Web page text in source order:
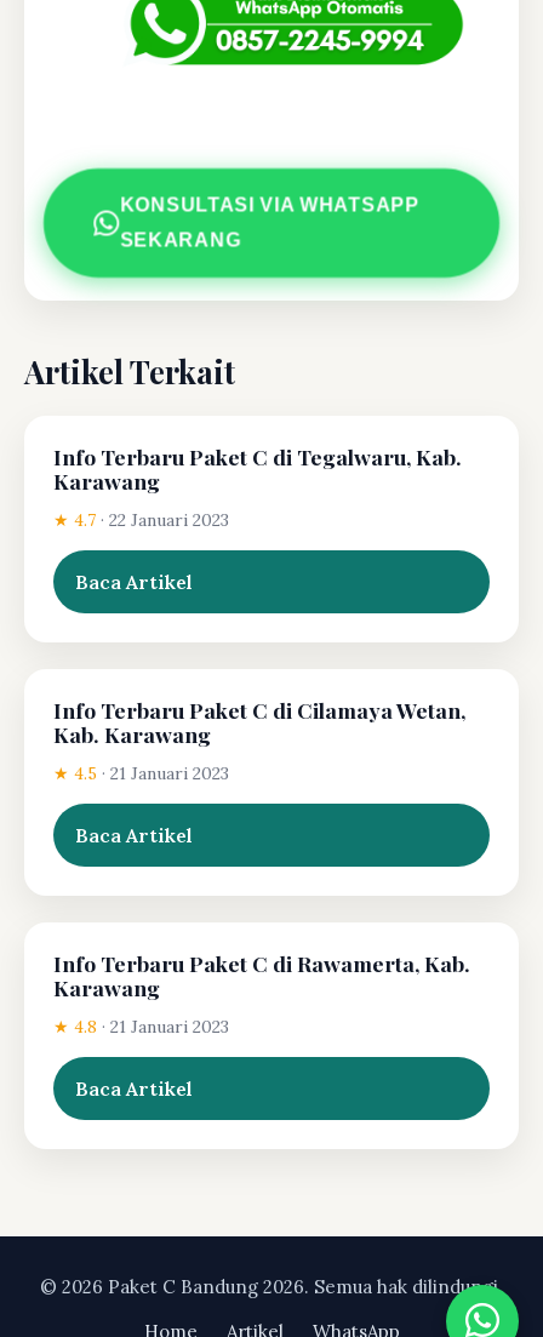
KONSULTASI VIA WHATSAPP
SEKARANG
Artikel Terkait
Info Terbaru Paket C di Tegalwaru, Kab.
Karawang
★ 4.7 · 22 Januari 2023
Baca Artikel
Info Terbaru Paket C di Cilamaya Wetan,
Kab. Karawang
★ 4.5 · 21 Januari 2023
Baca Artikel
Info Terbaru Paket C di Rawamerta, Kab.
Karawang
★ 4.8 · 21 Januari 2023
Baca Artikel
© 2026 Paket C Bandung 2026. Semua hak dilindungi.
Home
Artikel WhatsApp